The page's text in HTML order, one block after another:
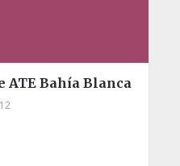
ATE Bahía Blanca